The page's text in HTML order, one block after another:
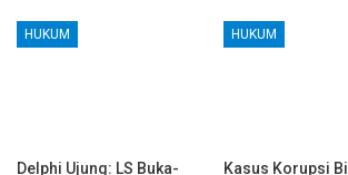
HUKUM
Delphi Ujung: LS Buka-
HUKUM
Kasus Korupsi